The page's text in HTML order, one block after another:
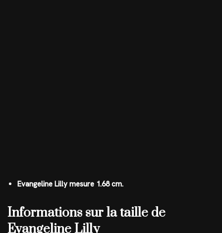
Evangeline Lilly mesure 1.68 cm.
Informations sur la taille de
Evangeline Lilly